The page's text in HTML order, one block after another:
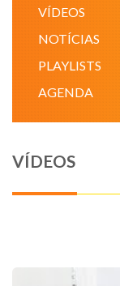
VÍDEOS
NOTÍCIAS
PLAYLISTS
AGENDA
VÍDEOS